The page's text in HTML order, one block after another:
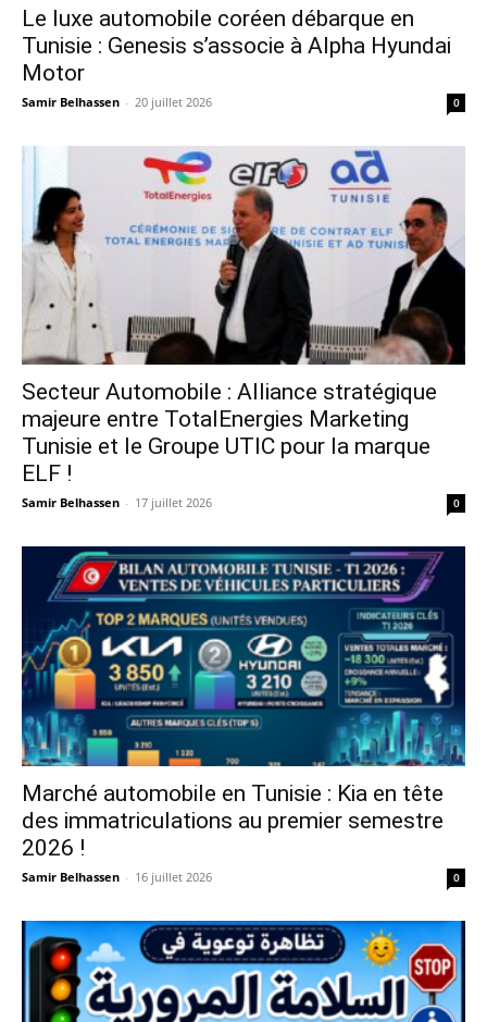
Le luxe automobile coréen débarque en
Tunisie : Genesis s’associe à Alpha Hyundai
Motor
Samir Belhassen - 20 juillet 2026 0
Secteur Automobile : Alliance stratégique
majeure entre TotalEnergies Marketing
Tunisie et le Groupe UTIC pour la marque
ELF !
Samir Belhassen - 17 juillet 2026 0
Marché automobile en Tunisie : Kia en tête
des immatriculations au premier semestre
2026 !
Samir Belhassen - 16 juillet 2026 0